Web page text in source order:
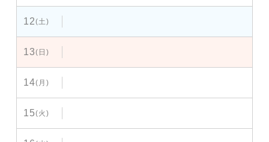
12(土)
13(日)
14(月)
15(火)